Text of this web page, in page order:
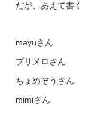
だが、あえて書く
mayuさん
プリメロさん
ちょめぞうさん
mimiさん